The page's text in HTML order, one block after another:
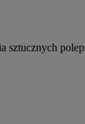
sztucznych